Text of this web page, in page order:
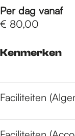
Per dag vanaf
€ 80,00
Kenmerken
Faciliteiten